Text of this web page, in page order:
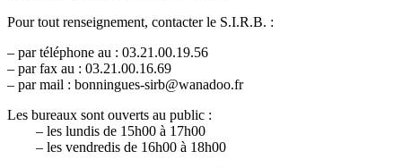
Pour tout renseignement, contacter le S.I.R.B. :
– par téléphone au : 03.21.00.19.56
– par fax au : 03.21.00.16.69
– par mail : bonningues-sirb@wanadoo.fr
Les bureaux sont ouverts au public :
– les lundis de 15h00 à 17h00
– les vendredis de 16h00 à 18h00